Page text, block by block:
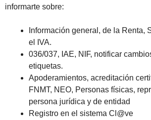
informarte sobre:
Información general, de la Renta,
el IVA.
036/037, IAE, NIF, notificar
etiquetas.
Apoderamientos, acreditación
FNMT, NEO, Personas físicas,
persona jurídica y de entidad
Registro en el sistema Cl@ve